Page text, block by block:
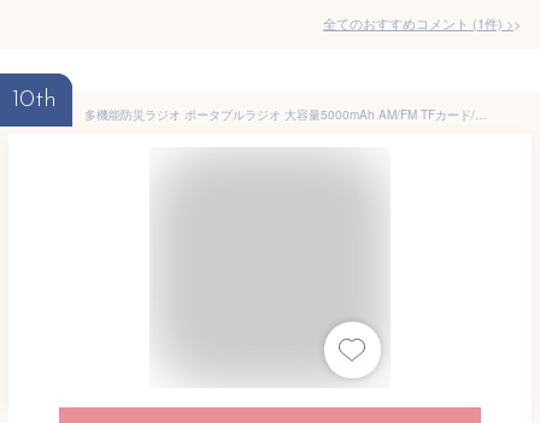
全てのおすすめコメント (1件) >
10th
多機能防災ラジオ ポータブルラジオ 大容量5000mAh AM/FM TFカード/Blue-tooth5.0 ポータブルスピーカー モバイルバッテリー スマホ充電 ソーラー充電 LEDライト 手回し充電 懐中電灯 SOS緊急警報 FM対応 防災グッズ アウトドア キャンプ 緊急対策 PSE認証済